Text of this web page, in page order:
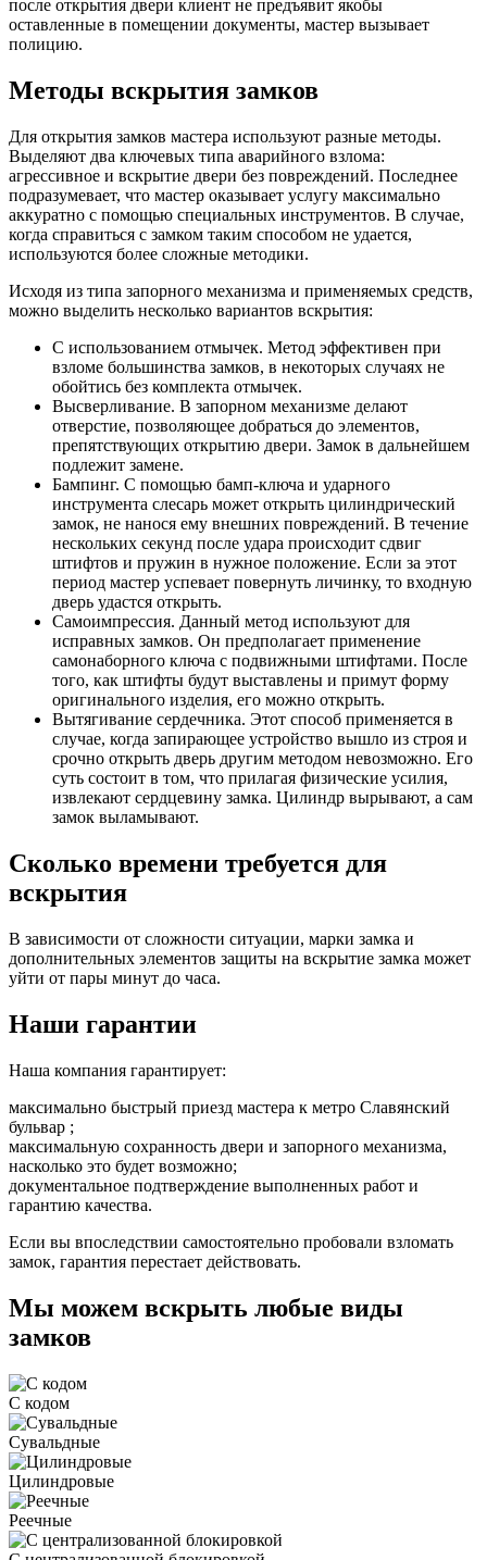
после открытия двери клиент не предъявит якобы
оставленные в помещении документы, мастер вызывает
полицию.
Методы вскрытия замков
Для открытия замков мастера используют разные методы.
Выделяют два ключевых типа аварийного взлома:
агрессивное и вскрытие двери без повреждений. Последнее
подразумевает, что мастер оказывает услугу максимально
аккуратно с помощью специальных инструментов. В случае,
когда справиться с замком таким способом не удается,
используются более сложные методики.
Исходя из типа запорного механизма и применяемых средств,
можно выделить несколько вариантов вскрытия:
С использованием отмычек. Метод эффективен при
взломе большинства замков, в некоторых случаях не
обойтись без комплекта отмычек.
Высверливание. В запорном механизме делают
отверстие, позволяющее добраться до элементов,
препятствующих открытию двери. Замок в дальнейшем
подлежит замене.
Бампинг. С помощью бамп-ключа и ударного
инструмента слесарь может открыть цилиндрический
замок, не нанося ему внешних повреждений. В течение
нескольких секунд после удара происходит сдвиг
штифтов и пружин в нужное положение. Если за этот
период мастер успевает повернуть личинку, то входную
дверь удастся открыть.
Самоимпрессия. Данный метод используют для
исправных замков. Он предполагает применение
самонаборного ключа с подвижными штифтами. После
того, как штифты будут выставлены и примут форму
оригинального изделия, его можно открыть.
Вытягивание сердечника. Этот способ применяется в
случае, когда запирающее устройство вышло из строя и
срочно открыть дверь другим методом невозможно. Его
суть состоит в том, что прилагая физические усилия,
извлекают сердцевину замка. Цилиндр вырывают, а сам
замок выламывают.
Сколько времени требуется для
вскрытия
В зависимости от сложности ситуации, марки замка и
дополнительных элементов защиты на вскрытие замка может
уйти от пары минут до часа.
Наши гарантии
Наша компания гарантирует:
максимально быстрый приезд мастера к метро Славянский
бульвар ;
максимальную сохранность двери и запорного механизма,
насколько это будет возможно;
документальное подтверждение выполненных работ и
гарантию качества.
Если вы впоследствии самостоятельно пробовали взломать
замок, гарантия перестает действовать.
Мы можем вскрыть любые виды
замков
С кодом
Сувальдные
Цилиндровые
Реечные